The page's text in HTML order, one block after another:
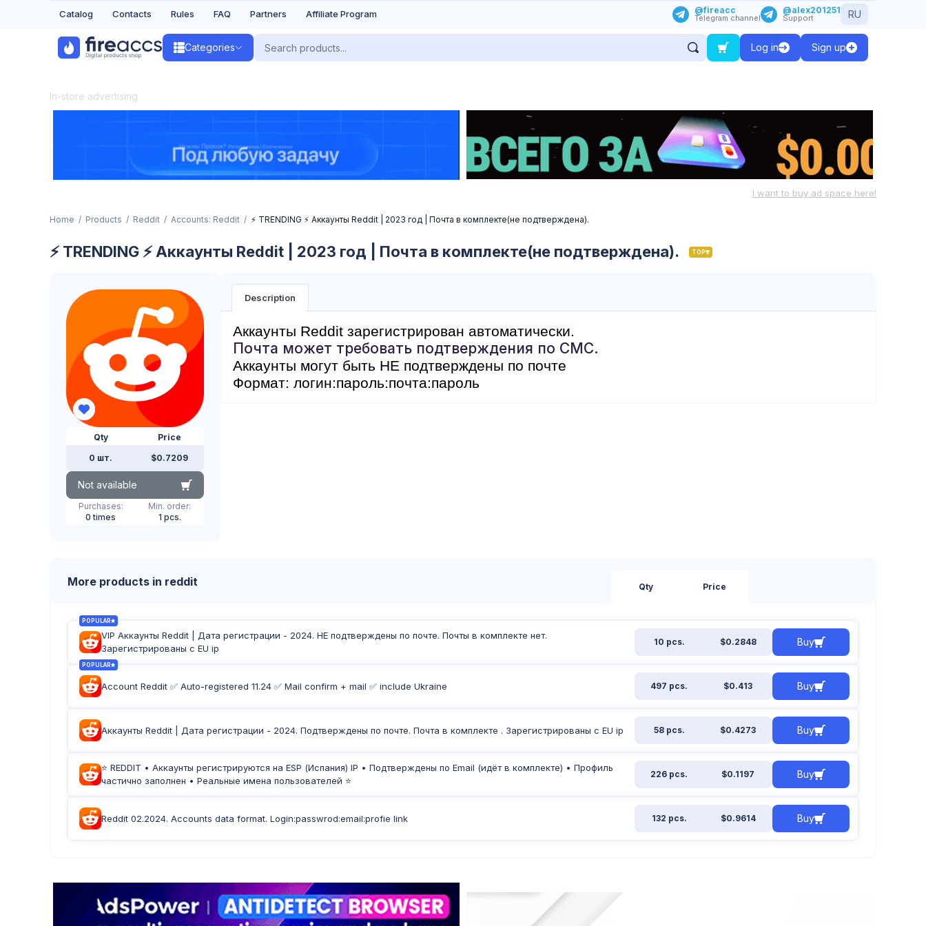
Catalog Contacts Rules FAQ Partners Affiliate Program @fireacc
Telegram channel
@alex201251
Support RU
Categories Log in Sign up
In-store advertising
I want to buy ad space here!
Home Products Reddit Accounts: Reddit ⚡️ TRENDING ⚡️ Аккаунты Reddit | 2023 год | Почта в комплекте(не подтверждена).
⚡️ TRENDING ⚡️ Аккаунты Reddit | 2023 год | Почта в комплекте(не подтверждена). TOP
Qty
0 шт.
Price
$0.7209
Not available
Purchases:
0 times
Min. order:
1 pcs.
Description
Аккаунты Reddit зарегистрирован автоматически.
Почта может требовать подтверждения по СМС.
Аккаунты могут быть НЕ подтверждены по почте
Формат: логин:пароль:почта:пароль
More products in reddit Qty Price
POPULAR
VIP Аккаунты Reddit | Дата регистрации - 2024. НЕ подтверждены по почте. Почты в комплекте нет.
Зарегистрированы с EU ip
10 pcs. $0.2848 Buy
POPULAR
Account Reddit ✅ Auto-registered 11.24 ✅ Mail confirm + mail ✅ include Ukraine 497 pcs. $0.413 Buy
Аккаунты Reddit | Дата регистрации - 2024. Подтверждены по почте. Почта в комплекте . Зарегистрированы с EU ip 58 pcs. $0.4273 Buy
⭐ REDDIT • Аккаунты регистрируются на ESP (Испания) IP • Подтверждены по Email (идёт в комплекте) • Профиль
частично заполнен • Реальные имена пользователей ⭐
226 pcs. $0.1197 Buy
Reddit 02.2024. Accounts data format. Login:passwrod:email:profie link 132 pcs. $0.9614 Buy